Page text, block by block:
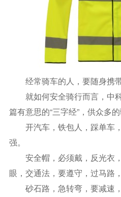
经常骑车的人，要随身携
就如何安全骑行而言，中
篇有意思的“三字经”，供众多
开汽车，铁包人，踩单车
强。
安全帽，必须戴，反光衣
眼，交通法，要遵守，过马路
砂石路，急转弯，要减速